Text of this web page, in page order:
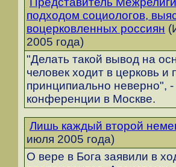
подходом социологов,
воцерковленных россиян
2005 года)
"Делать такой вывод на
человек ходит в церковь и
принципиально неверно",
конференции в Москве.
Лишь каждый второй
июля 2005 года)
О вере в Бога заявили в